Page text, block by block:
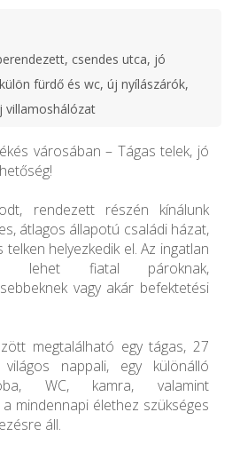
csendes utca, jó
fürdő és wc, új nyílászárók,
villamoshálózat
városában – Tágas telek, jó
rendezett részén kínálunk
átlagos állapotú családi házat,
telken helyezkedik el. Az ingatlan
lehet fiatal pároknak,
vagy akár befektetési
megtalálható egy tágas, 27
nappali, egy különálló
WC, kamra, valamint
mindennapi élethez szükséges
áll.